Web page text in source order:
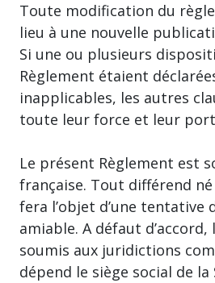
Toute modification du
lieu à une nouvelle
Si une ou plusieurs
Règlement étaient
inapplicables, les autres
toute leur force et leur
Le présent Règlement est
française. Tout différend né
fera l’objet d’une tentative
amiable. A défaut
soumis aux juridictions
dépend le siège social de la